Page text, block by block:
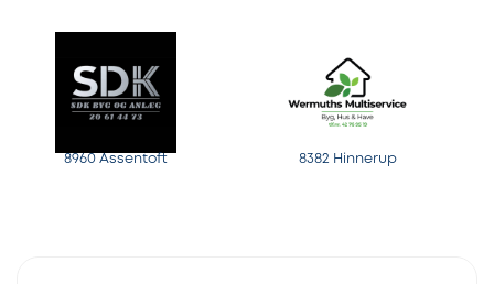
8960 Assentoft 8382 Hinnerup